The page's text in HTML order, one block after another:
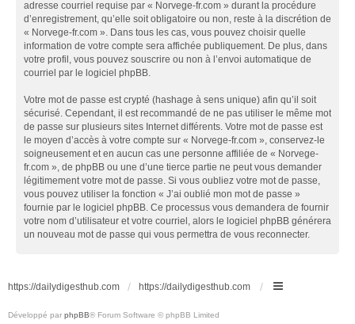
adresse courriel requise par « Norvege-fr.com » durant la procédure
d’enregistrement, qu’elle soit obligatoire ou non, reste à la discrétion de
« Norvege-fr.com ». Dans tous les cas, vous pouvez choisir quelle
information de votre compte sera affichée publiquement. De plus, dans
votre profil, vous pouvez souscrire ou non à l’envoi automatique de
courriel par le logiciel phpBB.
Votre mot de passe est crypté (hashage à sens unique) afin qu’il soit
sécurisé. Cependant, il est recommandé de ne pas utiliser le même mot
de passe sur plusieurs sites Internet différents. Votre mot de passe est
le moyen d’accès à votre compte sur « Norvege-fr.com », conservez-le
soigneusement et en aucun cas une personne affiliée de « Norvege-
fr.com », de phpBB ou une d’une tierce partie ne peut vous demander
légitimement votre mot de passe. Si vous oubliez votre mot de passe,
vous pouvez utiliser la fonction « J’ai oublié mon mot de passe »
fournie par le logiciel phpBB. Ce processus vous demandera de fournir
votre nom d’utilisateur et votre courriel, alors le logiciel phpBB générera
un nouveau mot de passe qui vous permettra de vous reconnecter.
https://dailydigesthub.com https://dailydigesthub.com
Développé par phpBB® Forum Software © phpBB Limited